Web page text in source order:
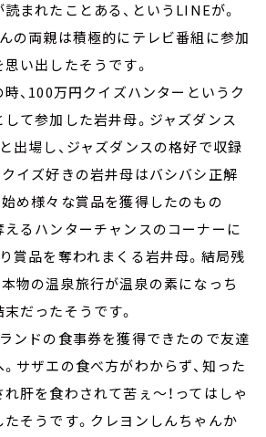
まれたことある、というLINEが。
の両親は積極的にテレビ番組に参加
い出したそうです。
、100万円クイズハンターというク
て参加した岩井母。ジャズダンス
出場し、ジャズダンスの格好で収録
イズ好きの岩井母はバシバシ正解
め様々な賞品を獲得したのもの
るハンターチャンスのコーナーに
賞品を奪われまくる岩井母。結局残
物の温泉旅行が温泉の素になっち
だったそうです。
ンドの食事券を獲得できたので友達
サザエの食べ方がわからず、知った
肝を食わされて苦ぇ～！ってはしゃ
そうです。クレヨンしんちゃんか